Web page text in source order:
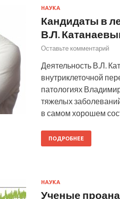
НАУКА
Кандидаты в
В.Л.
Оставьте комментарий
Деятельность В.Л.
внутриклеточной
патологиях
тяжелых
в самом хорошем
ПОДРОБНЕЕ
НАУКА
Ученые